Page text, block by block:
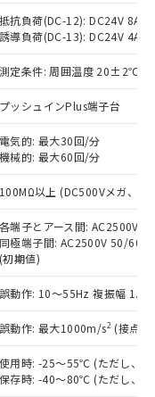
抵抗負荷(DC-12): DC24V 8A/
誘導負荷(DC-13): DC24V 4A/
測定条件: 周囲温度 20±2℃、
プッシュインPlus端子台
電気的: 最大30回/分
機械的: 最大60回/分
100MΩ以上 (DC500Vメガ、点
各端子とアース間: AC2500V
同極端子間: AC2500V 50/
(初期値)
誤動作: 10～55Hz 複振幅
誤動作: 最大1000m/s2 (接点
使用時: -25～55℃ (ただし、氷
保存時: -40～80℃ (ただし、氷
照会結果は、
での社内デー
のであり、閲
在庫および標
あることをご
準価格はお客
客様担当のオ
当社販売員に
や当社販売拠
」をご確認
結果を当社の
漏洩または開
。
ト作成サー
には、I-Web
ている必要が
場合などや
す。
以下、 カド
臭化ビフェニル
ニルエーテル類
エチルヘキシ
、フタル酸ブチ
タル酸ジブチル
イソブチル
御機器に対する
閾値を超える意
。
より、予定
ます。
部門へお問
ポリ臭化ビフェ
フェニルエーテ
フタル酸ジ
ブチルベンジ
)) : 1000ppm
すべてが基
。
いて有害物
刻な影響を
部門へお問
のうち、外国
定める商品
う）を輸出
場合は、日本
役務取引許
な手続きを
る場合は、完
に輸出されな
す。
器、ミサイ
またはその他
装置等に一切
者に販売する
3の内容を当
また当社は、
る関係者が違
る場合は、取
り
が在庫あり
状況につ
取引先、ま
ロン制御
売員にご確
在庫状況の
い機種